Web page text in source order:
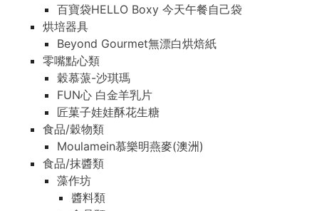
百寶袋HELLO Boxy 今天午餐自己袋
烘培器具
Beyond Gourmet無漂白烘焙紙
零嘴點心類
穀慕蒎-沙琪瑪
FUN心 白金羊乳片
匠菓子娃娃酥花生糖
食品/穀物類
Moulamein慕樂明燕麥(澳洲)
食品/抹醬類
藻作坊
醬料類